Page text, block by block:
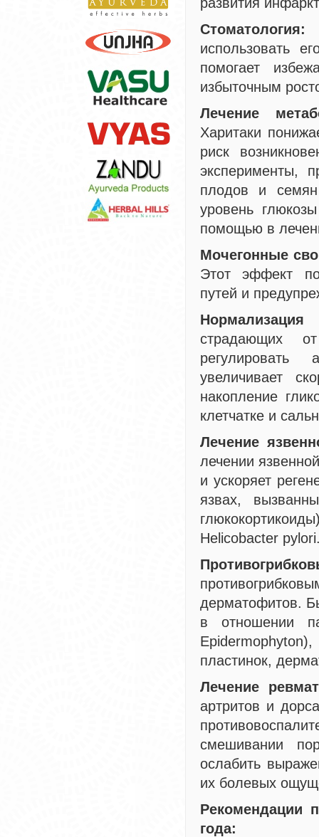
Стоматология:
использовать
помогает
избыточным
Лечение
Харитаки
риск
эксперименты,
плодов и
уровень
помощью в
Мочегонные
Этот эффект
путей и
страдающих
регулировать
увеличивает
накопление
клетчатке и
Лечение
лечении
и ускоряет
язвах,
Helicobacter
дерматофитов.
в отношении
пластинок,
Лечение
артритов и
смешивании
ослабить
их болевых
Рекомендации
года: